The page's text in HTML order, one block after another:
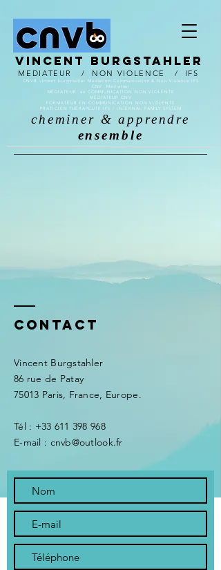
Vincent burgstahler
MEDIATEUR / NON VIOLENCE / IFS
CNVB vincent burgstahler Médiation Communication & Non Violence IFS
CNV Médiateur
MÉDIATEUR en COMMUNICATION NON VIOLENTE
MEDIATEUR CNV
FORMATEUR EN COMMUNICATION NON VIOLENTE
PRATICIEN THÉRAPEUTE IFS / INTERNAL FAMILY SYSTEM
cheminer & apprendre
ensemble
Contact
Vincent Burgstahler
86 rue de Patay
75013 Paris, France, Europe.
Tél : +33 611 398 968
E-mail : cnvb@outlook.fr